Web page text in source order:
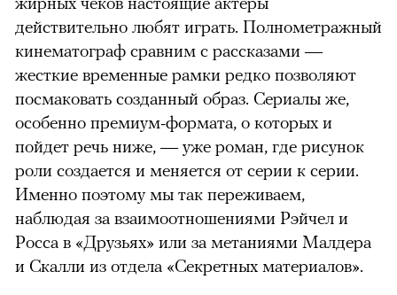
действительно любят играть. Полнометражный
кинематограф сравним с рассказами —
жесткие временные рамки редко позволяют
посмаковать созданный образ. Сериалы же,
особенно премиум-формата, о которых и
пойдет речь ниже, — уже роман, где рисунок
роли создается и меняется от серии к серии.
Именно поэтому мы так переживаем,
наблюдая за взаимоотношениями Рэйчел и
Росса в «Друзьях» или за метаниями Малдера
и Скалли из отдела «Секретных материалов».